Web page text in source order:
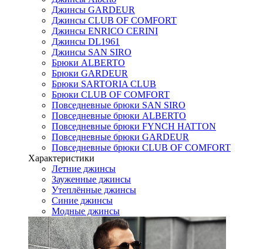
Джинсы GARDEUR
Джинсы CLUB OF COMFORT
Джинсы ENRICO CERINI
Джинсы DL1961
Джинсы SAN SIRO
Брюки ALBERTO
Брюки GARDEUR
Брюки SARTORIA CLUB
Брюки CLUB OF COMFORT
Повседневные брюки SAN SIRO
Повседневные брюки ALBERTO
Повседневные брюки FYNCH HATTON
Повседневные брюки GARDEUR
Повседневные брюки CLUB OF COMFORT
Характеристики
Летние джинсы
Зауженные джинсы
Утеплённые джинсы
Синие джинсы
Модные джинсы